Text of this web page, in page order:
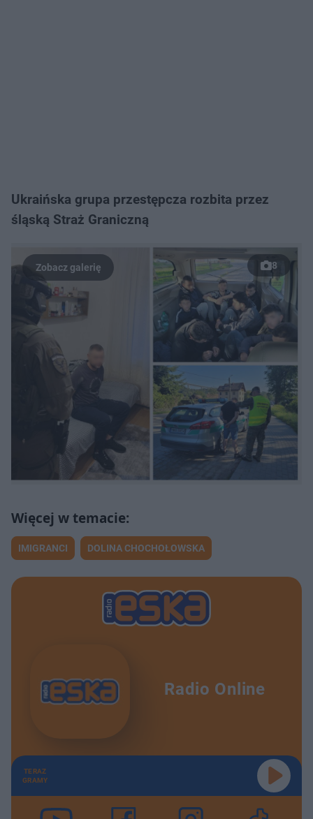
Ukraińska grupa przestępcza rozbita przez
śląską Straż Graniczną
8
IMIGRANCI DOLINA CHOCHOŁOWSKA
Radio Online
TERAZ
GRAMY